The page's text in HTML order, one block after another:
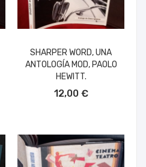
SHARPER WORD, UNA
ANTOLOGÍA MOD, PAOLO
HEWITT.
12,00 €